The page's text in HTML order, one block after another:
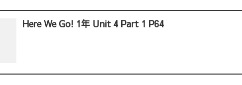
Here We Go! 1年 Unit 4 Part 1 P64